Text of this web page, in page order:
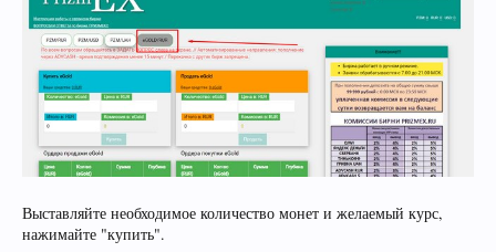
Выставляйте необходимое количество монет и желаемый курс,
нажимайте "купить".